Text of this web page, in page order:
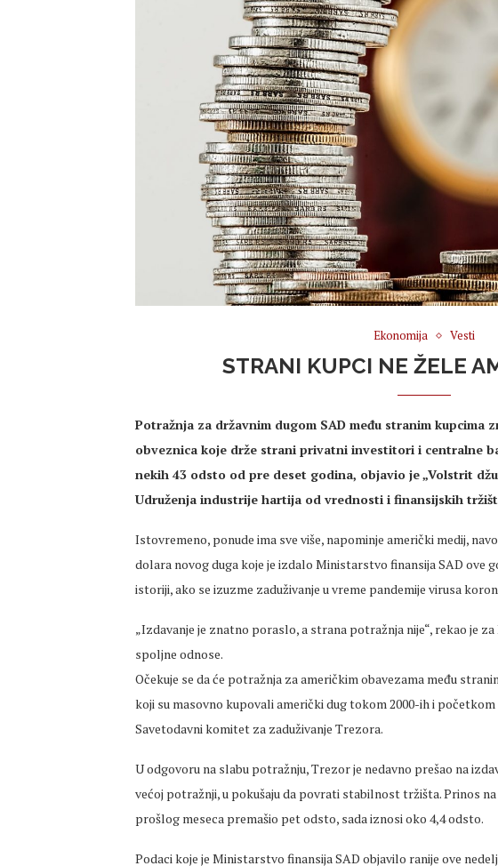
Ekonomija Vesti
STRANI KUPCI NE ŽELE
Potražnja za državnim dugom SAD među stranim kupcima
obveznica koje drže strani privatni investitori i centralne
nekih 43 odsto od pre deset godina, objavio je „Volstrit
Udruženja industrije hartija od vrednosti i finansijskih
Istovremeno, ponude ima sve više, napominje američki medij,
dolara novog duga koje je izdalo Ministarstvo finansija SAD ove
istoriji, ako se izuzme zaduživanje u vreme pandemije virusa
„Izdavanje je znatno poraslo, a strana potražnja nije“, rekao je
spoljne odnose.
Očekuje se da će potražnja za američkim obavezama među
koji su masovno kupovali američki dug tokom 2000-ih i početkom
Savetodavni komitet za zaduživanje Trezora.
U odgovoru na slabu potražnju, Trezor je nedavno prešao na
većoj potražnji, u pokušaju da povrati stabilnost tržišta. Prinos
prošlog meseca premašio pet odsto, sada iznosi oko 4,4 odsto.
Podaci koje je Ministarstvo finansija SAD objavilo ranije ove